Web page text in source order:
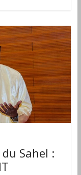
Sahel :